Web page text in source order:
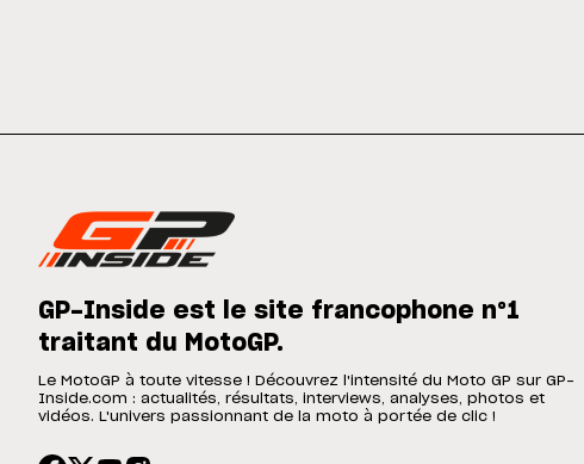
GP-Inside est le site francophone n°1
traitant du MotoGP.
Le MotoGP à toute vitesse ! Découvrez l'intensité du Moto GP sur GP-
Inside.com : actualités, résultats, interviews, analyses, photos et
vidéos. L'univers passionnant de la moto à portée de clic !